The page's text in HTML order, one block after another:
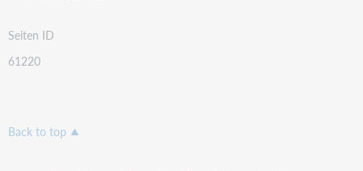
Seiten ID
61220
Back to top